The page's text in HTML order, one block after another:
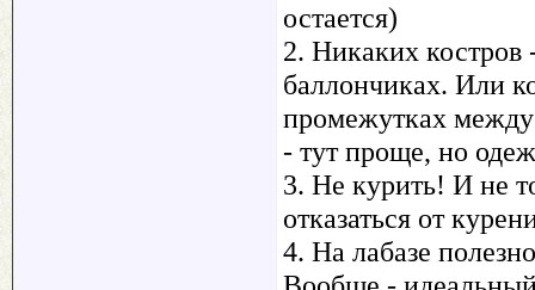
остается)
2. Никаких костров
баллончиках. Или
промежутках между
- тут проще, но
3. Не курить! И не
отказаться от
4. На лабазе